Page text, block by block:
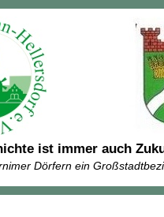
ist immer auch
Dörfern ein